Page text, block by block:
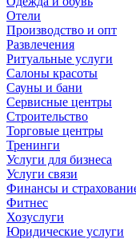
Отели
Производство и опт
Развлечения
Ритуальные услуги
Салоны красоты
Сауны и бани
Сервисные центры
Строительство
Торговые центры
Тренинги
Услуги для бизнеса
Услуги связи
Финансы и
Фитнес
Хозуслуги
Юридические услуги